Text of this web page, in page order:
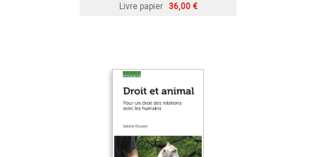
Livre papier 36,00 €